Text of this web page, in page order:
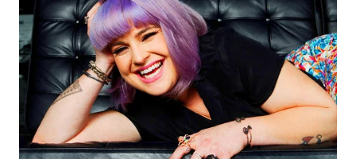
KARO
WN
SIMALUNGUN
LABUHANBATU